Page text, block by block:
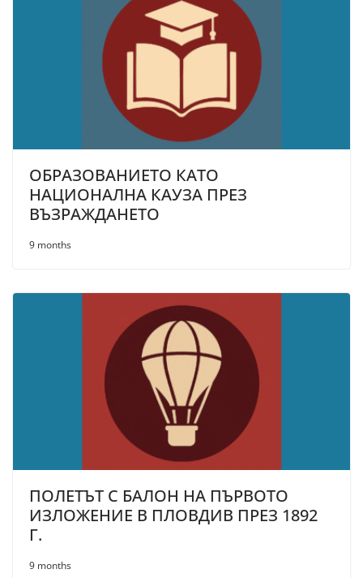
ОБРАЗОВАНИЕТО КАТО
НАЦИОНАЛНА КАУЗА ПРЕЗ
ВЪЗРАЖДАНЕТО
9 months
ПОЛЕТЪТ С БАЛОН НА ПЪРВОТО
ИЗЛОЖЕНИЕ В ПЛОВДИВ ПРЕЗ 1892
Г.
9 months